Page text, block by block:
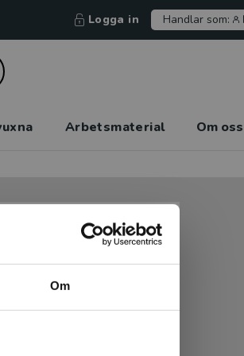
Om
Logga in Handlar som:
Arbetsmaterial Om oss
betala mot faktura
hos oss.